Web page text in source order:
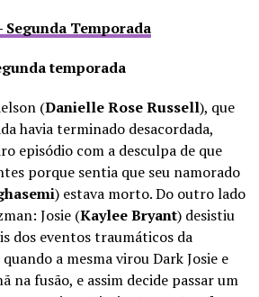
Segunda Temporada
temporada
(Danielle Rose Russell), que
havia terminado desacordada,
episódio com a desculpa de que
porque sentia que seu namorado
) estava morto. Do outro lado
Josie (Kaylee Bryant) desistiu
dos eventos traumáticos da
a mesma virou Dark Josie e
na fusão, e assim decide passar um